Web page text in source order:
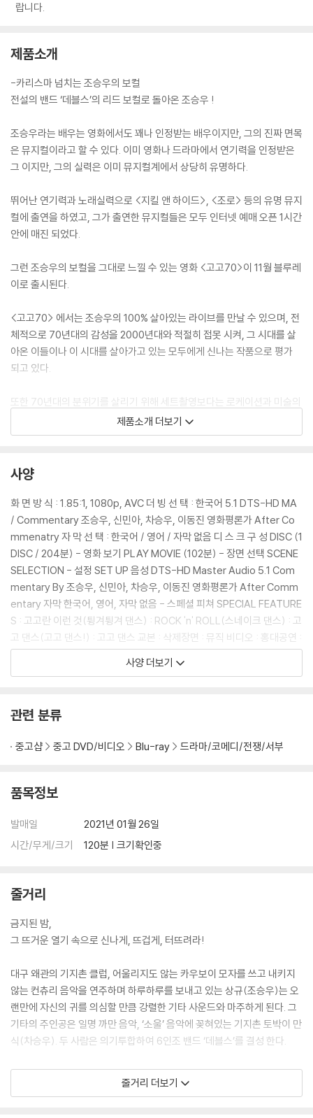
랍니다.
제품소개
-카리스마 넘치는 조승우의 보컬
전설의 밴드 ‘데블스’의 리드 보컬로 돌아온 조승우 !
조승우라는 배우는 영화에서도 꽤나 인정받는 배우이지만, 그의 진짜 면목
은 뮤지컬이라고 할 수 있다. 이미 영화나 드라마에서 연기력을 인정받은
그 이지만, 그의 실력은 이미 뮤지컬계에서 상당히 유명하다.
뛰어난 연기력과 노래실력으로 <지킬 앤 하이드>, <조로> 등의 유명 뮤지
컬에 출연을 하였고, 그가 출연한 뮤지컬들은 모두 인터넷 예매 오픈 1시간
안에 매진 되었다.
그런 조승우의 보컬을 그대로 느낄 수 있는 영화 <고고70>이 11월 블루레
이로 출시된다.
<고고70> 에서는 조승우의 100% 살아있는 라이브를 만날 수 있으며, 전
체적으로 70년대의 감성을 2000년대와 적절히 접못 시켜, 그 시대를 살
아온 이들이나 이 시대를 살아가고 있는 모두에게 신나는 작품으로 평가
되고 있다.
또한 70년대의 분위기를 살리기 위해 세트촬영보다는 로케이션과 미술의
힘을 선택하였으며, 이런 분위기는 블루레이의 고화질에서 더욱 생생히 살
아있다.
블루레이로 새롭게 태어난 <고고70>에서 그 시대의 함성과 열정은 충분
-커피북 형태의 특별한 패키지로 선보이는 <고고70>
이미 많은 팬들이 <고고70>의 블루레이를 기다려 왔던 만큼 <고고70>
은 일반 패키지가 아닌 커피북 형태로 제작된다. 화려한 무대와 조명 그리
고 70년대 풍을 맛깔나게 살리기 위한 의상까지 영화속에서 열광적인 장
면들과 화려한 면면들을 커피북의 이미지에 고스란히 담겨져 있다. 이번 <
고고70> 블루레이는 블루레이 애호가 뿐만 아니라 영화를 좋아하는 누구
나에게 좋은 콜렉션으로 기억 될 것이다.
제품소개 더보기
사양
화 면 방 식 : 1.85:1, 1080p, AVC 더 빙 선 택 : 한국어 5.1 DTS-HD MA
/ Commentary 조승우, 신민아, 차승우, 이동진 영화평론가 After Co
mmenatry 자 막 선 택 : 한국어 / 영어 / 자막 없음 디 스 크 구 성 DISC (1
DISC / 204분) - 영화 보기 PLAY MOVIE (102분) - 장면 선택 SCENE
SELECTION - 설정 SET UP 음성 DTS-HD Master Audio 5.1 Com
mentary By 조승우, 신민아, 차승우, 이동진 영화평론가 After Comm
entary 자막 한국어, 영어, 자막 없음 - 스페셜 피쳐 SPECIAL FEATURE
S : 고고란 이런 것(튕겨튕겨 댄스) : ROCK 'n' ROLL(스네이크 댄스) : 고
고 댄스(고고 댄스!) : 고고 댄스 교본 : 삭제장면 : 뮤직 비디오 : 홍대공연 :
시사회 현장 : 포스터 촬영 : 포토 갤러리 : 티저 예고편 : 메인 예고편) * 서
플먼트 내용은 제작사의 사정상 변경, 추가 또는 삭제 될 수 있습니다.
사양 더보기
관련 분류
중고샵 중고 DVD/비디오 Blu-ray 드라마/코메디/전쟁/서부
품목정보
발매일
2021년 01월 26일
시간/무게/크기
120분 | 크기확인중
줄거리
금지된 밤,
그 뜨거운 열기 속으로 신나게, 뜨겁게, 터뜨려라!
대구 왜관의 기지촌 클럽, 어울리지도 않는 카우보이 모자를 쓰고 내키지
않는 컨츄리 음악을 연주하며 하루하루를 보내고 있는 상규(조승우)는 오
랜만에 자신의 귀를 의심할 만큼 강렬한 기타 사운드와 마주하게 된다. 그
기타의 주인공은 일명 까만 음악, ‘소울’ 음악에 꽂혀있는 기지촌 토박이 만
식(차승우). 두 사람은 의기투합하여 6인조 밴드 ‘데블스’를 결성 한다.
상규의 울듯이 쏟아내는 소울 크라잉 창법과 만식이 연주하는 징글징글한
비트의 기타 사운드의 절묘한 조화, 그리고 열정 넘치는 스탭으로 기지촌
줄거리 더보기